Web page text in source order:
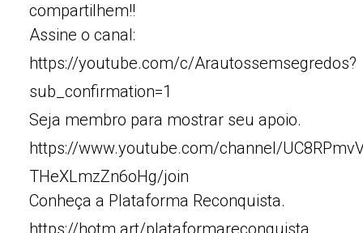
compartilhem!!
Assine o canal:
https://youtube.com/c/Arautossemsegredos?
sub_confirmation=1
Seja membro para mostrar seu apoio.
https://www.youtube.com/channel/
THeXLmzZn6oHg/join
Conheça a Plataforma Reconquista.
https://hotm.art/plataformareconquista